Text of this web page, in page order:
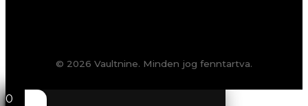
© 2026 Vaultnine. Minden jog fenntartva.
0